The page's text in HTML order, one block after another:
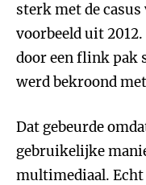
sterk met de casus
voorbeeld uit
door een flink pak
werd bekroond
Dat gebeurde
gebruikelijke
multimediaal.